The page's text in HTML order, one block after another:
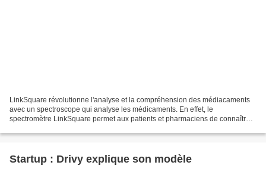
LinkSquare révolutionne l'analyse et la compréhension des médiacaments
avec un spectroscope qui analyse les médicaments. En effet, le
spectromètre LinkSquare permet aux patients et pharmaciens de connaître
Startup : Drivy explique son modèle